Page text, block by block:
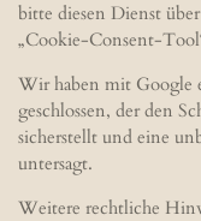
bitte diesen Dienst
„Cookie-Consent-
Wir haben mit Google
geschlossen, der den
sicherstellt und eine
untersagt.
Weitere rechtliche